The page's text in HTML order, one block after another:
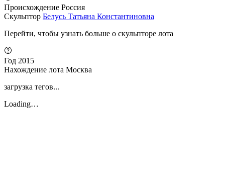
Происхождение Россия
Скульптор Белусь Татьяна Константиновна
Перейти, чтобы узнать больше о скульпторе лота
Год 2015
Нахождение лота Москва
загрузка тегов...
Loading…